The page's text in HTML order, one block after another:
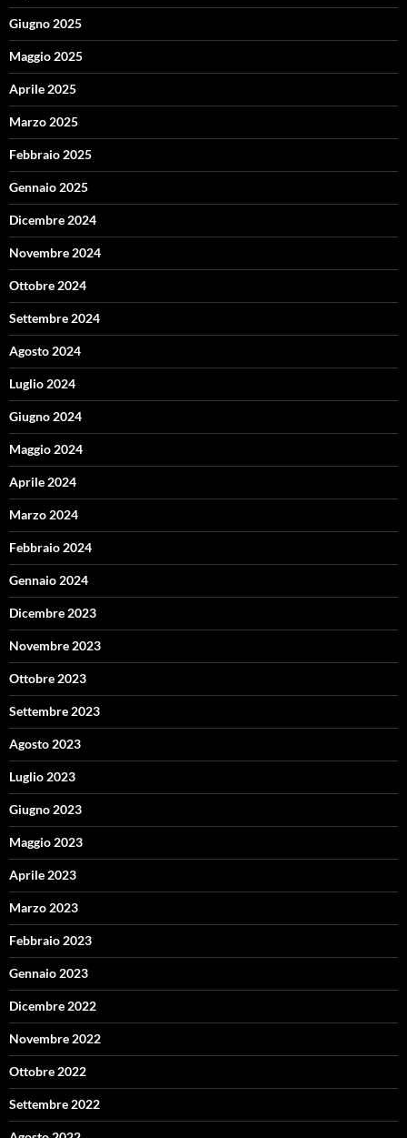
Giugno 2025
Maggio 2025
Aprile 2025
Marzo 2025
Febbraio 2025
Gennaio 2025
Dicembre 2024
Novembre 2024
Ottobre 2024
Settembre 2024
Agosto 2024
Luglio 2024
Giugno 2024
Maggio 2024
Aprile 2024
Marzo 2024
Febbraio 2024
Gennaio 2024
Dicembre 2023
Novembre 2023
Ottobre 2023
Settembre 2023
Agosto 2023
Luglio 2023
Giugno 2023
Maggio 2023
Aprile 2023
Marzo 2023
Febbraio 2023
Gennaio 2023
Dicembre 2022
Novembre 2022
Ottobre 2022
Settembre 2022